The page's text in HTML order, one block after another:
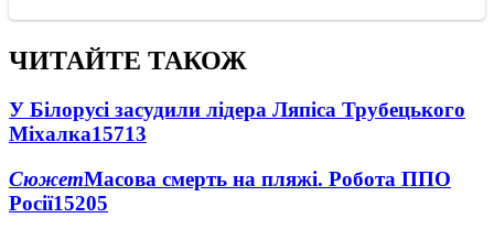
ЧИТАЙТЕ ТАКОЖ
У Білорусі засудили лідера Ляпіса Трубецького
Міхалка15713
СюжетМасова смерть на пляжі. Робота ППО
Росії15205